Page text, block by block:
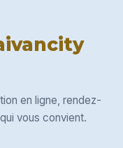
en ligne, rendez-
vous convient.